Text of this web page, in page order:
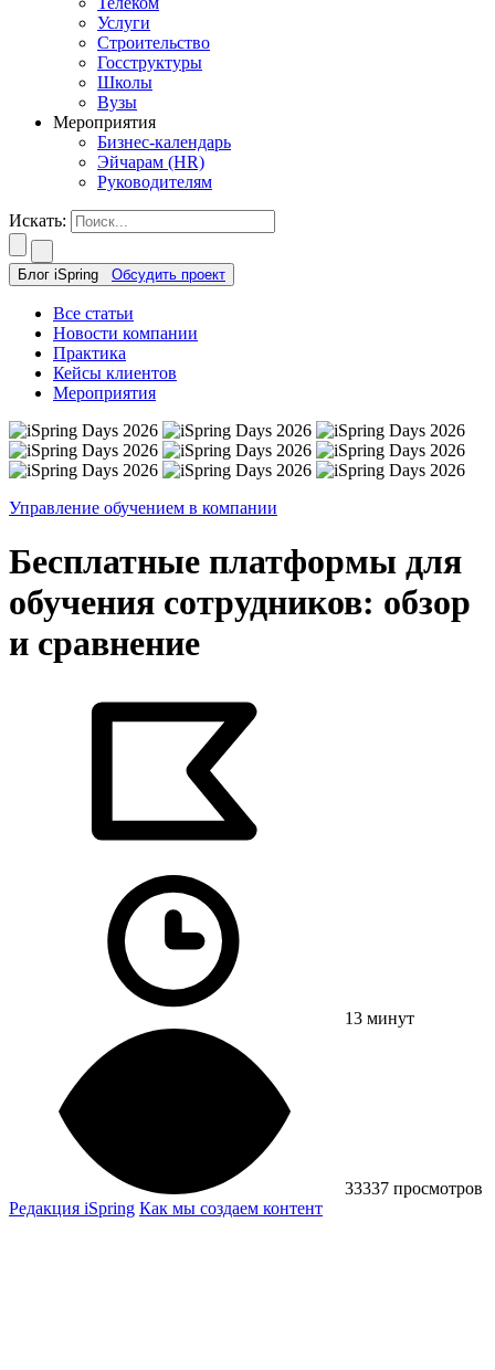
Услуги
Строительство
Госструктуры
Школы
Вузы
Мероприятия
Бизнес-календарь
Эйчарам (HR)
Руководителям
Искать:
Блог iSpring Обсудить проект
Все статьи
Новости компании
Практика
Кейсы клиентов
Мероприятия
Управление обучением в компании
Бесплатные платформы для
обучения сотрудников: обзор
и сравнение
13 минут
33337 просмотров
Редакция iSpring Как мы создаем контент